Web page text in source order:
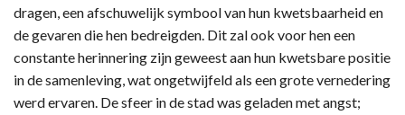
dragen, een afschuwelijk symbool van hun kwetsbaarheid en
de gevaren die hen bedreigden. Dit zal ook voor hen een
constante herinnering zijn geweest aan hun kwetsbare positie
in de samenleving, wat ongetwijfeld als een grote vernedering
werd ervaren. De sfeer in de stad was geladen met angst;